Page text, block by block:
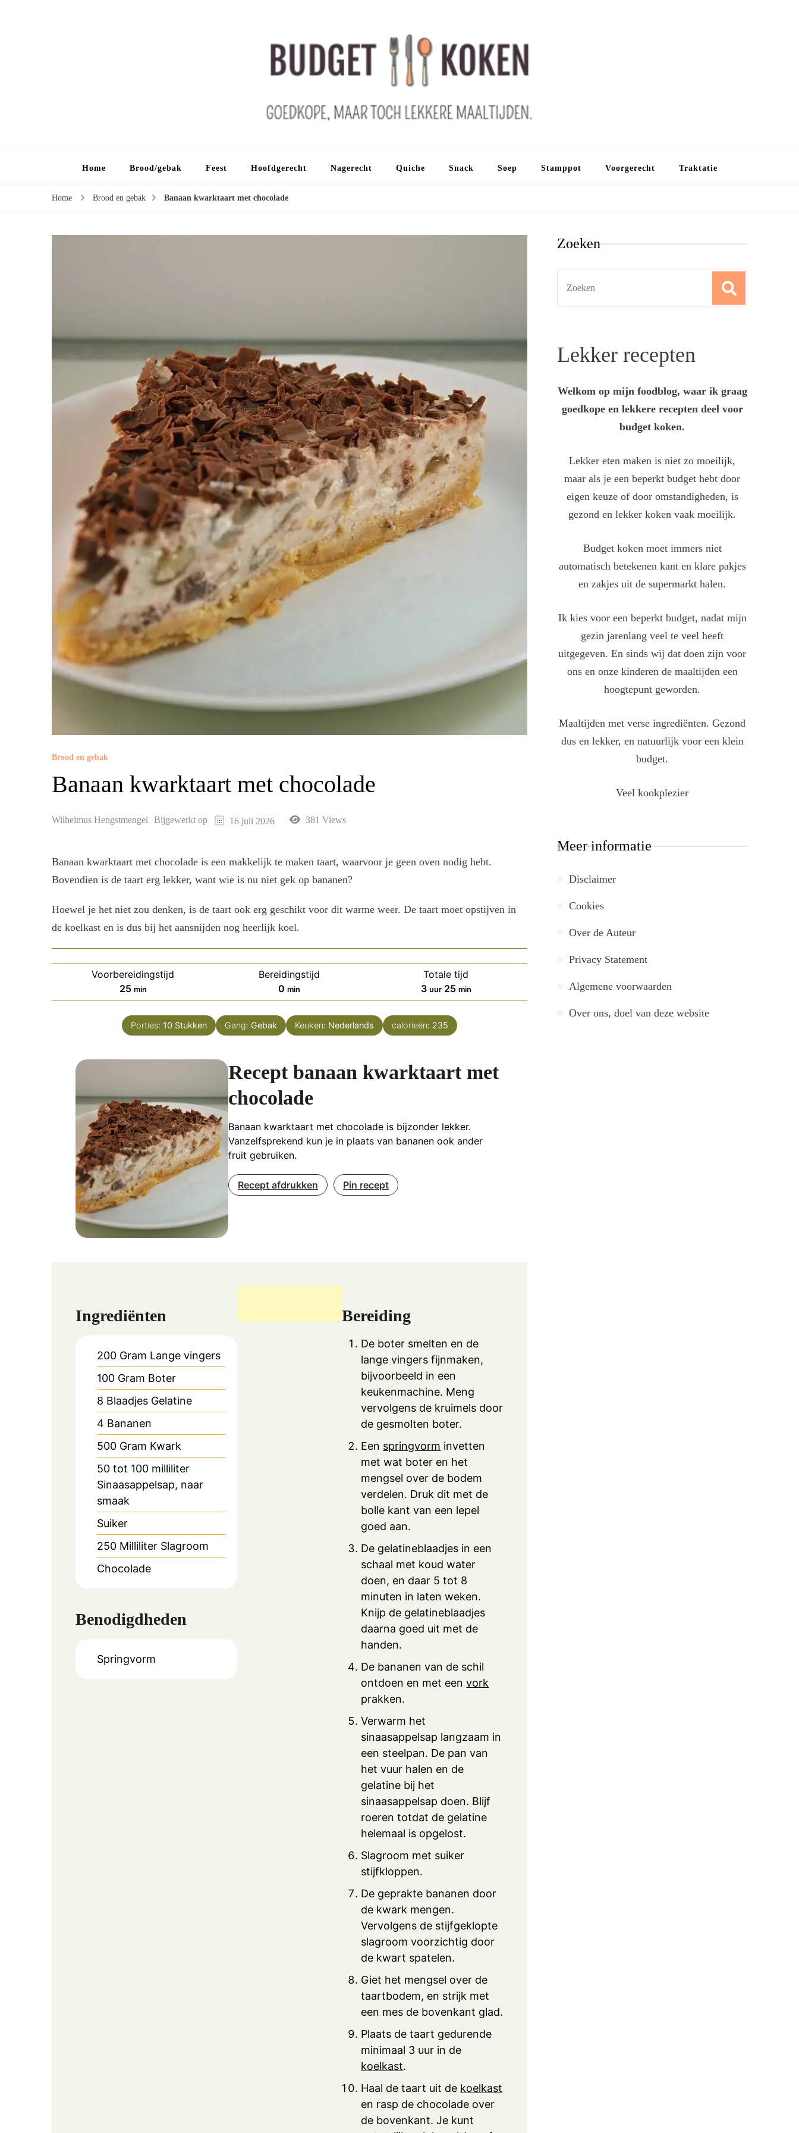
Home Brood/gebak Feest Hoofdgerecht Nagerecht Quiche Snack Soep Stamppot Voorgerecht Traktatie
Home Brood en gebak Banaan kwarktaart met chocolade
Brood en gebak
Banaan kwarktaart met chocolade
Wilhelmus Hengstmengel Bijgewerkt op 16 juli 2026 381 Views
Banaan kwarktaart met chocolade is een makkelijk te maken taart, waarvoor je geen oven nodig hebt.
Bovendien is de taart erg lekker, want wie is nu niet gek op bananen?
Hoewel je het niet zou denken, is de taart ook erg geschikt voor dit warme weer. De taart moet opstijven in
de koelkast en is dus bij het aansnijden nog heerlijk koel.
Voorbereidingstijd
25minuten
min
Bereidingstijd
0 minuten
min
Totale tijd
3uur
uur 25minuten
min
Porties: 10 Stukken Gang: Gebak Keuken: Nederlands calorieën: 235
Recept banaan kwarktaart met
chocolade
Banaan kwarktaart met chocolade is bijzonder lekker.
Vanzelfsprekend kun je in plaats van bananen ook ander
fruit gebruiken.
Recept afdrukken Pin recept
Ingrediënten
200 Gram Lange vingers
100 Gram Boter
8 Blaadjes Gelatine
4 Bananen
500 Gram Kwark
50 tot 100 milliliter
Sinaasappelsap, naar
smaak
Suiker
250 Milliliter Slagroom
Chocolade
Benodigdheden
Springvorm
Bereiding
De boter smelten en de
lange vingers fijnmaken,
bijvoorbeeld in een
keukenmachine. Meng
vervolgens de kruimels door
de gesmolten boter.
Een springvorm invetten
met wat boter en het
mengsel over de bodem
verdelen. Druk dit met de
bolle kant van een lepel
goed aan.
De gelatineblaadjes in een
schaal met koud water
doen, en daar 5 tot 8
minuten in laten weken.
Knijp de gelatineblaadjes
daarna goed uit met de
handen.
De bananen van de schil
ontdoen en met eenvork
prakken.
Verwarm het
sinaasappelsap langzaam in
een steelpan. De pan van
het vuur halen en de
gelatine bij het
sinaasappelsap doen. Blijf
roeren totdat de gelatine
helemaal is opgelost.
Slagroom met suiker
stijfkloppen.
De geprakte bananen door
de kwark mengen.
Vervolgens de stijfgeklopte
slagroom voorzichtig door
de kwart spatelen.
Giet het mengsel over de
taartbodem, en strijk met
een mes de bovenkant glad.
Plaats de taart gedurende
minimaal 3 uur in de
koelkast.
Haal de taart uit de koelkast
en rasp de chocolade over
de bovenkant. Je kunt
Zoeken
Lekker recepten
Welkom op mijn foodblog, waar ik graag
goedkope en lekkere recepten deel voor
budget koken.
Lekker eten maken is niet zo moeilijk,
maar als je een beperkt budget hebt door
eigen keuze of door omstandigheden, is
gezond en lekker koken vaak moeilijk.
Budget koken moet immers niet
automatisch betekenen kant en klare pakjes
en zakjes uit de supermarkt halen.
Ik kies voor een beperkt budget, nadat mijn
gezin jarenlang veel te veel heeft
uitgegeven. En sinds wij dat doen zijn voor
ons en onze kinderen de maaltijden een
hoogtepunt geworden.
Maaltijden met verse ingrediënten. Gezond
dus en lekker, en natuurlijk voor een klein
budget.
Veel kookplezier
Meer informatie
Disclaimer
Cookies
Over de Auteur
Privacy Statement
Algemene voorwaarden
Over ons, doel van deze website